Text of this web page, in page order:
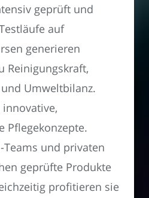
geprüft und
auf
generieren
Reinigungskraft,
Umweltbilanz.
Pflegekonzepte.
und privaten
geprüfte Produkte
profitieren sie